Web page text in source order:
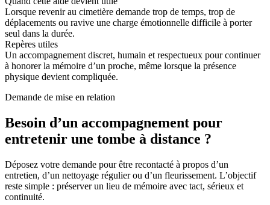
Lorsque revenir au cimetière demande trop de temps, trop de
déplacements ou ravive une charge émotionnelle difficile à porter
seul dans la durée.
Repères utiles
Un accompagnement discret, humain et respectueux pour continuer
à honorer la mémoire d’un proche, même lorsque la présence
physique devient compliquée.
Demande de mise en relation
Besoin d’un accompagnement pour
entretenir une tombe à distance ?
Déposez votre demande pour être recontacté à propos d’un
entretien, d’un nettoyage régulier ou d’un fleurissement. L’objectif
reste simple : préserver un lieu de mémoire avec tact, sérieux et
continuité.